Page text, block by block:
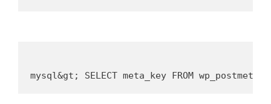
mysql&gt; SELECT meta_key FROM wp_postmeta